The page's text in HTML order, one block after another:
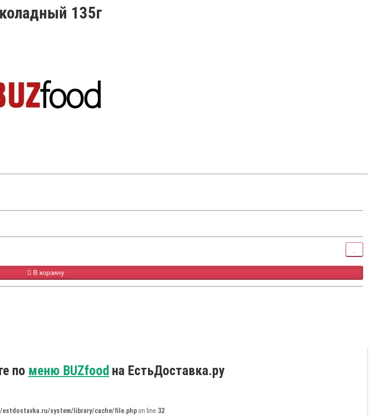
135г
В корзину
по меню BUZfood на ЕстьДоставка.ру
system/library/cache/file.phpon line 32